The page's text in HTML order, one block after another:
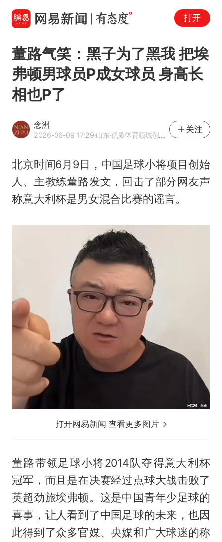
打开
董路气笑：黑子为了黑我 把埃
弗顿男球员P成女球员 身高长
相也P了
念洲
2026-06-09 17:29·山东·优质体育领域创作者
关注
北京时间6月9日，中国足球小将项目创始
人、主教练董路发文，回击了部分网友声
称意大利杯是男女混合比赛的谣言。
打开网易新闻 查看更多图片
董路带领足球小将2014队夺得意大利杯
冠军，而且是在决赛经过点球大战击败了
英超劲旅埃弗顿。这是中国青年少足球的
喜事，让人看到了中国足球的未来，也因
此得到了众多官媒、央媒和广大球迷的称